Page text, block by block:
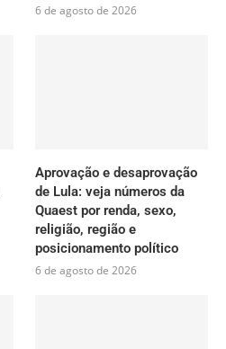
6 de agosto de 2026
Aprovação e desaprovação
de Lula: veja números da
Quaest por renda, sexo,
religião, região e
posicionamento político
6 de agosto de 2026